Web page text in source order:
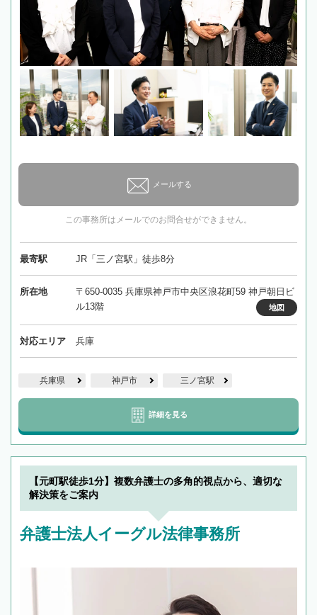
メールする
この事務所はメールでのお問合せができません。
最寄駅 JR「三ノ宮駅」徒歩8分
所在地
〒650-0035 兵庫県神戸市中央区浪花町59 神戸朝日ビ
ル13階
地図
対応エリア 兵庫
兵庫県 神戸市 三ノ宮駅
詳細を見る
【元町駅徒歩1分】複数弁護士の多角的視点から、適切な
解決策をご案内
弁護士法人イーグル法律事務所